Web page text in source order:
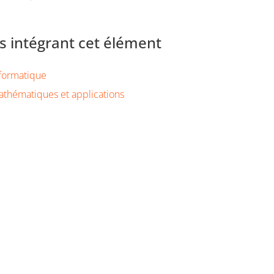
intégrant cet élément
et applications